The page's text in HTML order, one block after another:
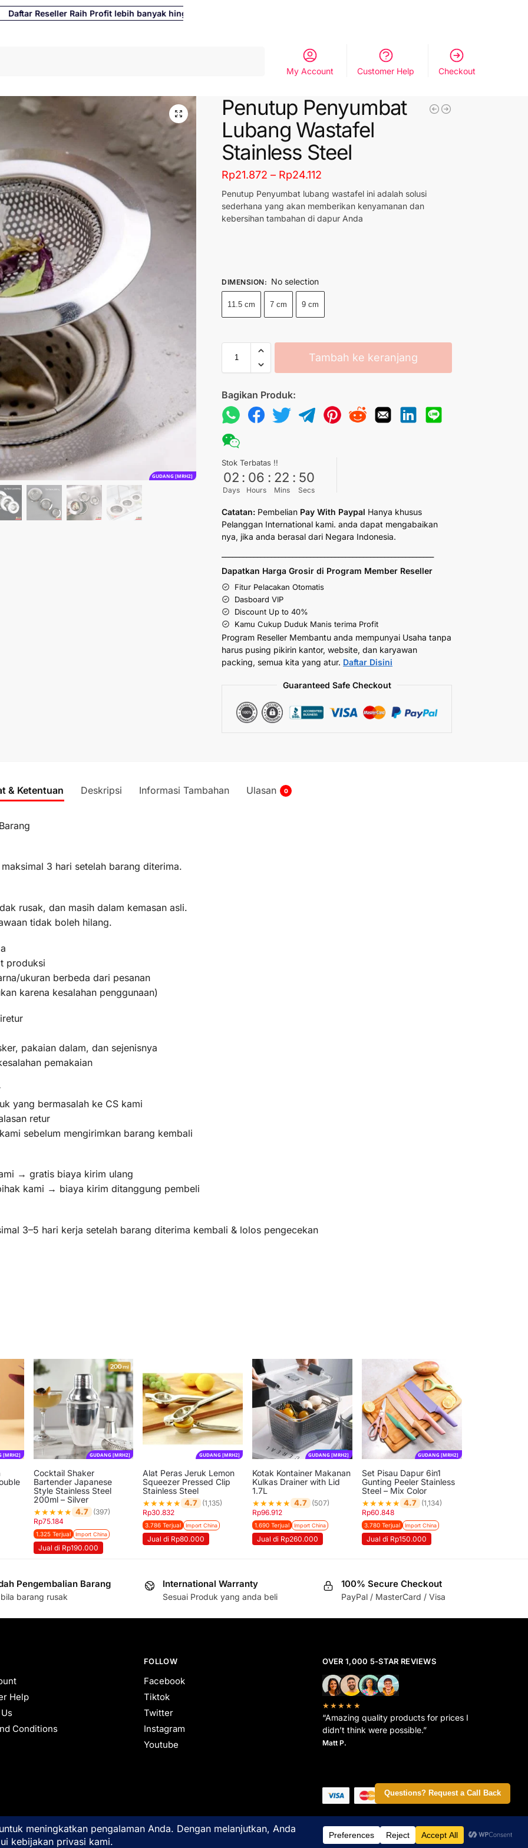
Reseller Raih Profit lebih banyak hingga 500%
My Account Customer Help Checkout
GUDANG [MRH2]
Penutup Penyumbat
Lubang Wastafel
Stainless Steel
Rp21.872 – Rp24.112
Penutup Penyumbat lubang wastafel ini adalah solusi
sederhana yang akan memberikan kenyamanan dan
kebersihan tambahan di dapur Anda
DIMENSION: No selection
11.5 cm 7 cm 9 cm
Tambah ke keranjang
Bagikan Produk:
Stok Terbatas !!
02
Days
: 06
Hours
: 22
Mins
: 49
Secs
Catatan: Pembelian Pay With Paypal Hanya khusus
Pelanggan International kami. anda dapat mengabaikan
nya, jika anda berasal dari Negara Indonesia.
Dapatkan Harga Grosir di Program Member Reseller
Fitur Pelacakan Otomatis
Dasboard VIP
Discount Up to 40%
Kamu Cukup Duduk Manis terima Profit
Program Reseller Membantu anda mempunyai Usaha tanpa
harus pusing pikirin kantor, website, dan karyawan
packing, semua kita yang atur. Daftar Disini
Guaranteed Safe Checkout
Questions? Request a Call Back
& Ketentuan Deskripsi Informasi Tambahan Ulasan 0
3 hari setelah barang diterima.
rusak, dan masih dalam kemasan asli.
tidak boleh hilang.
produksi
ukuran berbeda dari pesanan
karena kesalahan penggunaan)
pakaian dalam, dan sejenisnya
pemakaian
yang bermasalah ke CS kami
retur
sebelum mengirimkan barang kembali
→ gratis biaya kirim ulang
kami → biaya kirim ditanggung pembeli
3–5 hari kerja setelah barang diterima kembali & lolos pengecekan
[MRH2] GUDANG [MRH2]
Cocktail Shaker
Bartender Japanese
Style Stainless Steel
200ml – Silver
★★★★★ 4.7
(397)
Rp75.184
1.325 Terjual Import China
Jual di Rp190.000
GUDANG [MRH2]
Alat Peras Jeruk Lemon
Squeezer Pressed Clip
Stainless Steel
★★★★★ 4.7 (1,135)
Rp30.832
3.786 Terjual Import China
Jual di Rp80.000
GUDANG [MRH2]
Kotak Kontainer Makanan
Kulkas Drainer with Lid
1.7L
★★★★★ 4.7 (507)
Rp96.912
1.690 Terjual Import China
Jual di Rp260.000
GUDANG [MRH2]
Set Pisau Dapur 6in1
Gunting Peeler Stainless
Steel – Mix Color
★★★★★ 4.7
(1,134)
Rp60.848
3.780 Terjual Import China
Jual di Rp150.000
Pengembalian Barang
barang rusak
International Warranty
Sesuai Produk yang anda beli
100% Secure Checkout
PayPal / MasterCard / Visa
Help
Conditions
FOLLOW
Facebook
Tiktok
Twitter
Instagram
Youtube
OVER 1,000 5-STAR REVIEWS
★★★★★
“Amazing quality products for prices I
didn’t think were possible.”
Matt P.
secara real-time olehGoogle Analytics untuk memastikan pengalaman belanja terbaik Anda.